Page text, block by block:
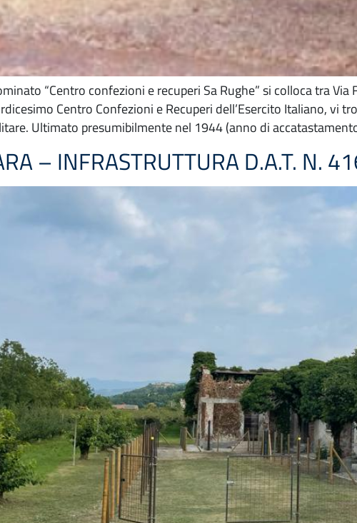
“Centro confezioni e recuperi Sa Rughe” si colloca tra Via
Centro Confezioni e Recuperi dell’Esercito Italiano, vi
Ultimato presumibilmente nel 1944 (anno di
– INFRASTRUTTURA D.A.T. N.